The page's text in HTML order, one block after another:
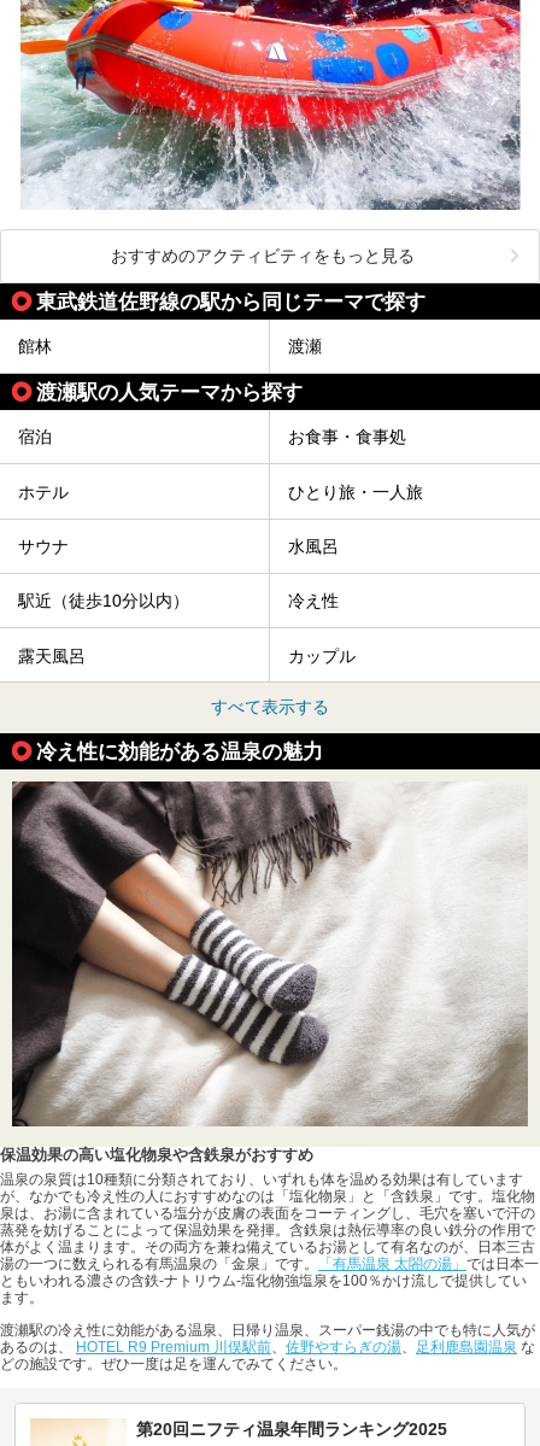
おすすめのアクティビティをもっと見る
東武鉄道佐野線の駅から同じテーマで探す
館林 渡瀬
渡瀬駅の人気テーマから探す
宿泊 お食事・食事処
ホテル ひとり旅・一人旅
サウナ 水風呂
駅近（徒歩10分以内） 冷え性
露天風呂 カップル
すべて表示する
冷え性に効能がある温泉の魅力
保温効果の高い塩化物泉や含鉄泉がおすすめ
温泉の泉質は10種類に分類されており、いずれも体を温める効果は有しています
が、なかでも冷え性の人におすすめなのは「塩化物泉」と「含鉄泉」です。塩化物
泉は、お湯に含まれている塩分が皮膚の表面をコーティングし、毛穴を塞いで汗の
蒸発を妨げることによって保温効果を発揮。含鉄泉は熱伝導率の良い鉄分の作用で
体がよく温まります。その両方を兼ね備えているお湯として有名なのが、日本三古
湯の一つに数えられる有馬温泉の「金泉」です。
「有馬温泉 太閤の湯」 では日本一
ともいわれる濃さの含鉄-ナトリウム-塩化物強塩泉を100％かけ流しで提供してい
ます。
渡瀬駅の冷え性に効能がある温泉、日帰り温泉、スーパー銭湯の中でも特に人気が
あるのは、
HOTEL R9 Premium 川俣駅前、 佐野やすらぎの湯、 足利鹿島園温泉 な
どの施設です。ぜひ一度は足を運んでみてください。
第20回ニフティ温泉年間ランキング2025